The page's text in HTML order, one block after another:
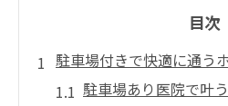
目次
駐車場付きで快適に通う
駐車場あり医院で叶